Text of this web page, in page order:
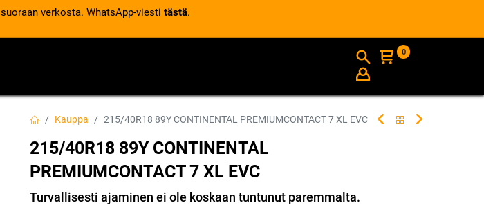
suoraan verkosta. WhatsApp-viesti tästä.
INFO
0
Kauppa 215/40R18 89Y CONTINENTAL PREMIUMCONTACT 7 XL EVC
215/40R18 89Y CONTINENTAL
PREMIUMCONTACT 7 XL EVC
Turvallisesti ajaminen ei ole koskaan tuntunut paremmalta.